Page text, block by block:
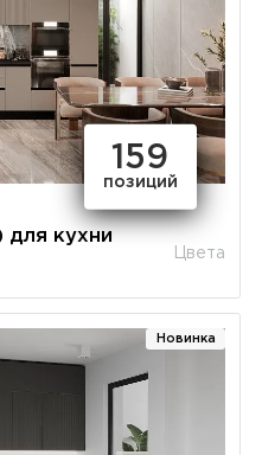
159
позиций
для кухни
Цвета
Новинка